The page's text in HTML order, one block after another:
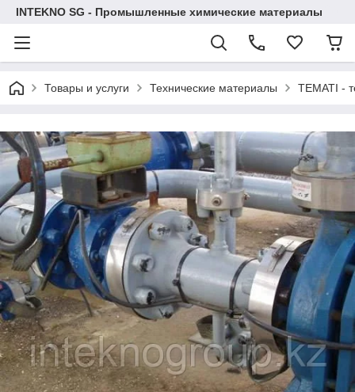
INTEKNO SG - Промышленные химические материалы
Товары и услуги Технические материалы TEMATI -